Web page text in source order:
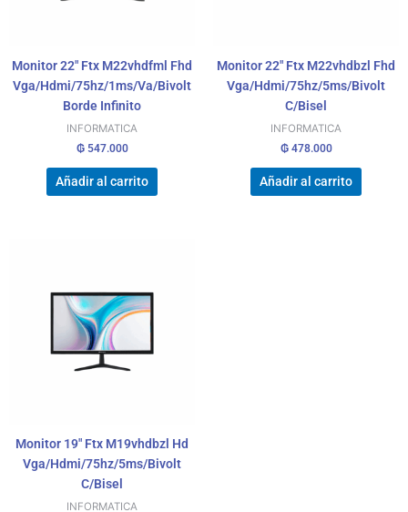
Monitor 22″ Ftx M22vhdfml Fhd
Vga/Hdmi/75hz/1ms/Va/Bivolt
Borde Infinito
INFORMATICA
₲547.000
Añadir al carrito
Monitor 22″ Ftx M22vhdbzl Fhd
Vga/Hdmi/75hz/5ms/Bivolt
C/Bisel
INFORMATICA
₲478.000
Añadir al carrito
Monitor 19″ Ftx M19vhdbzl Hd
Vga/Hdmi/75hz/5ms/Bivolt
C/Bisel
INFORMATICA